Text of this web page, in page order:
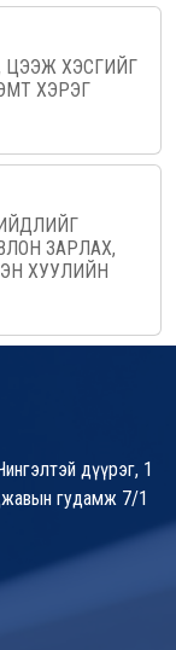
ЦЭЭЖ ХЭСГИЙГ
ХЭРЭГ
ЗАРЛАХ,
ХУУЛИЙН
дүүрэг, 1
гудамж 7/1